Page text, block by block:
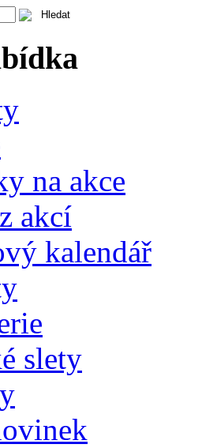
na akce
akcí
kalendář
slety